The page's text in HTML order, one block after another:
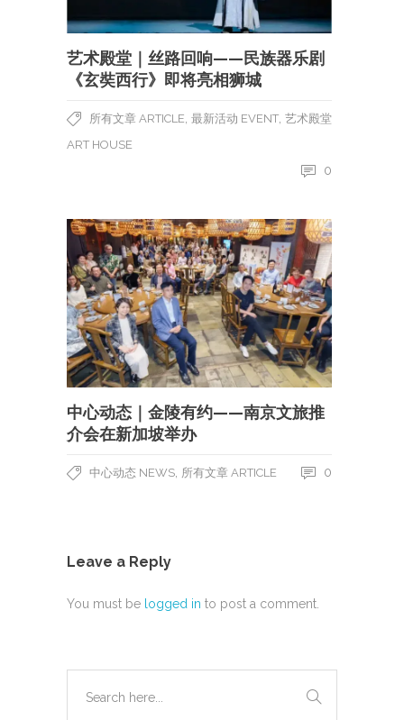
艺术殿堂｜丝路回响——民族器乐剧
《玄奘西行》即将亮相狮城
所有文章 ARTICLE 最新活动 EVENT 艺术殿堂
ART HOUSE
0
中心动态｜金陵有约——南京文旅推
介会在新加坡举办
中心动态 NEWS 所有文章 ARTICLE 0
Leave a Reply
You must be logged in to post a comment.